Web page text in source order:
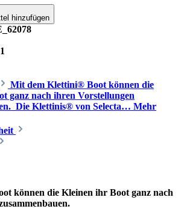
hinzufügen
Mit dem Klettini® Boot können die
ganz nach ihren Vorstellungen
Die Klettinis® von Selecta… Mehr
können die Kleinen ihr Boot ganz nach